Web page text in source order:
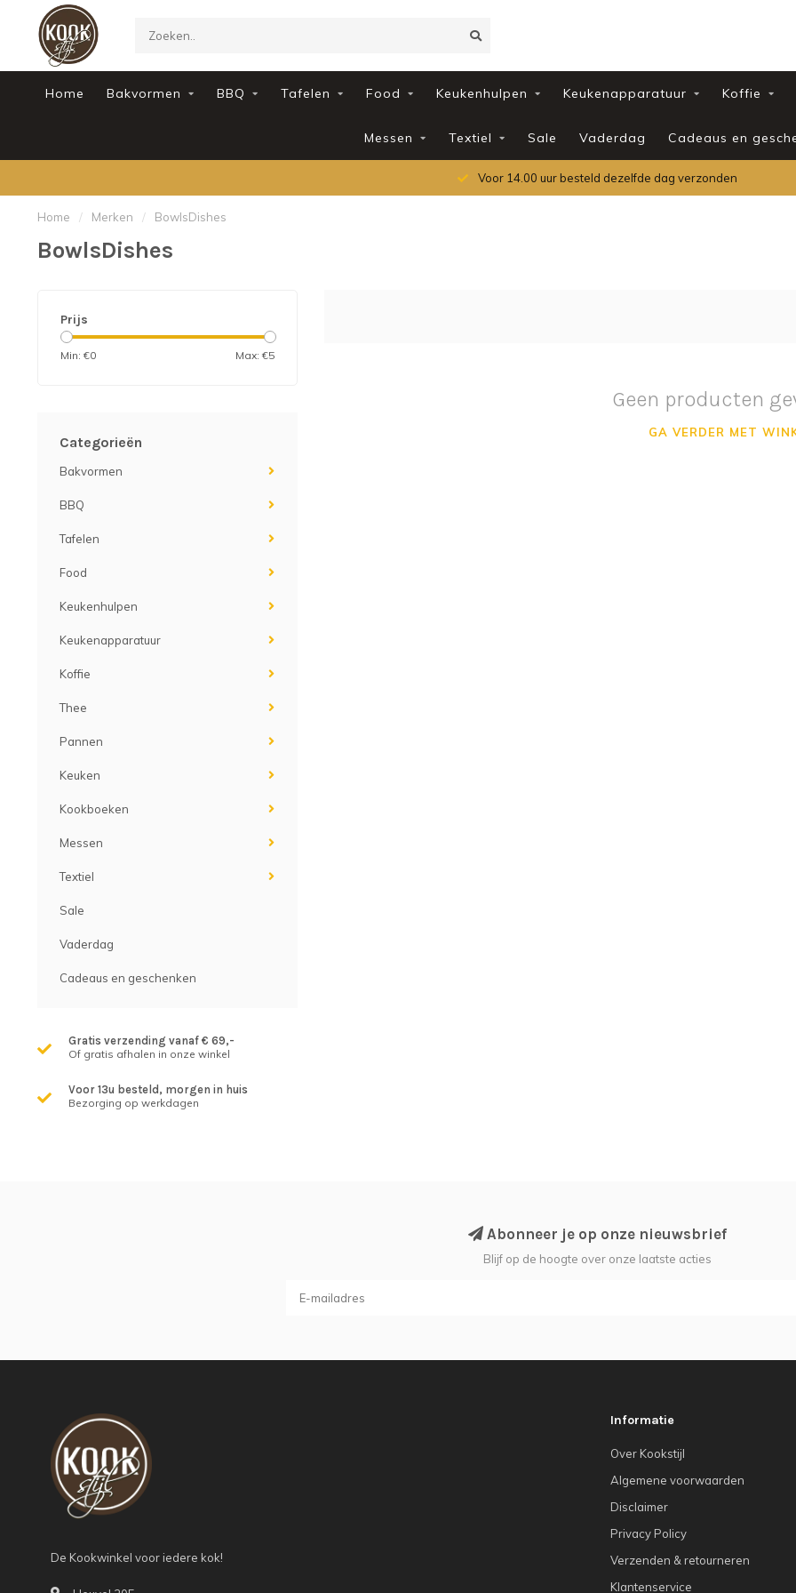
Home Bakvormen BBQ Tafelen Food Keukenhulpen Keukenapparatuur Koffie
Messen Textiel Sale Vaderdag Cadeaus en
Voor 14.00 uur besteld dezelfde dag verzonden
Home / Merken / BowlsDishes
BowlsDishes
Prijs
Min: €0 Max: €5
Categorieën
Bakvormen
BBQ
Tafelen
Food
Keukenhulpen
Keukenapparatuur
Koffie
Thee
Pannen
Keuken
Kookboeken
Messen
Textiel
Sale
Vaderdag
Cadeaus en geschenken
Gratis verzending vanaf € 69,-
Of gratis afhalen in onze winkel
Voor 13u besteld, morgen in huis
Bezorging op werkdagen
Geen producten
GA VERDER MET
Abonneer je op onze nieuwsbrief
Blijf op de hoogte over onze laatste acties
De Kookwinkel voor iedere kok!
Informatie
Over Kookstijl
Algemene voorwaarden
Disclaimer
Privacy Policy
Verzenden & retourneren
Klantenservice